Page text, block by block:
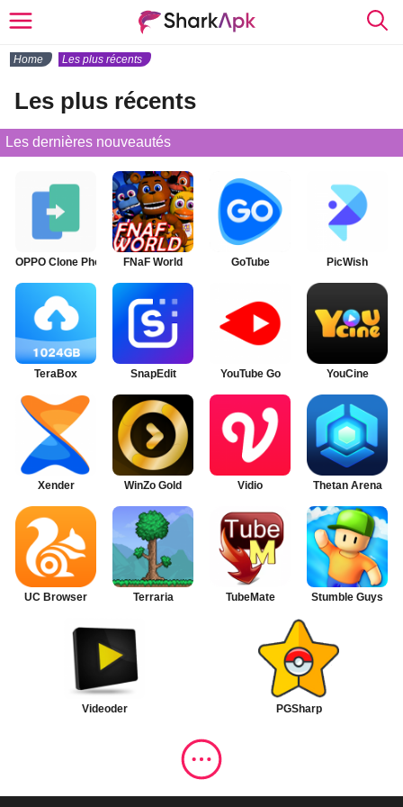
Home Les plus récents
Les plus récents
Les dernières nouveautés
OPPO Clone Phone FNaF World GoTube PicWish
TeraBox SnapEdit YouTube Go YouCine
Xender WinZo Gold Vidio Thetan Arena
UC Browser Terraria TubeMate Stumble Guys
Videoder PGSharp